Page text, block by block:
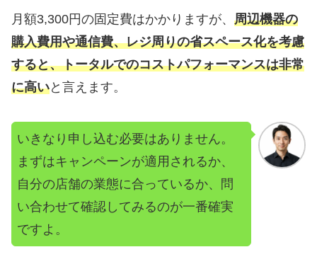
月額3,300円の固定費はかかりますが、 周辺機器の
購入費用や通信費、レジ周りの省スペース化を考慮
すると、トータルでのコストパフォーマンスは非常
に高いと言えます。
いきなり申し込む必要はありません。
まずはキャンペーンが適用されるか、
自分の店舗の業態に合っているか、問
い合わせて確認してみるのが一番確実
ですよ。